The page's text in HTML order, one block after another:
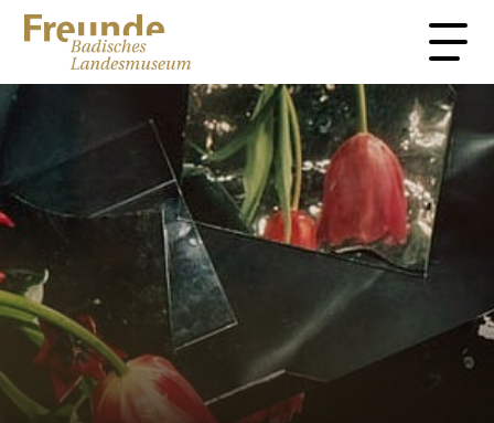
Sammlung Kontakt
Startseite Förderprojekte
Veranstaltungen Mitglied werden